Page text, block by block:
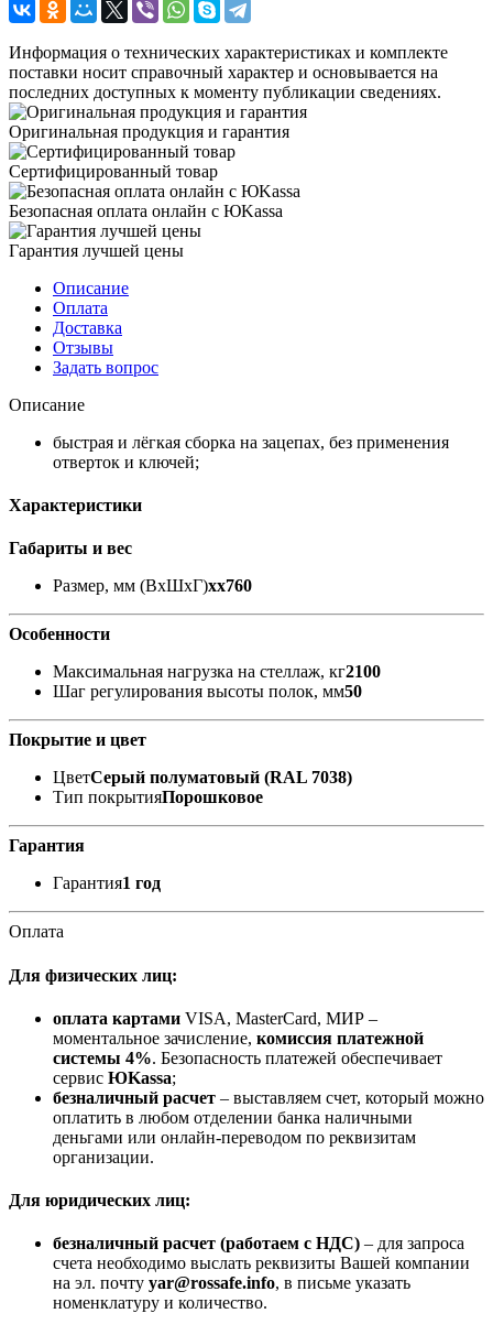
Информация о технических характеристиках и комплекте
поставки носит справочный характер и основывается на
последних доступных к моменту публикации сведениях.
Оригинальная продукция и гарантия
Сертифицированный товар
Безопасная оплата онлайн с ЮKassa
Гарантия лучшей цены
Описание
Оплата
Доставка
Отзывы
Задать вопрос
Описание
быстрая и лёгкая сборка на зацепах, без применения
отверток и ключей;
Характеристики
Габариты и вес
Размер, мм (ВхШхГ)xx760
Особенности
Максимальная нагрузка на стеллаж, кг2100
Шаг регулирования высоты полок, мм50
Покрытие и цвет
ЦветСерый полуматовый (RAL 7038)
Тип покрытияПорошковое
Гарантия
Гарантия1 год
Оплата
Для физических лиц:
оплата картами VISA, MasterCard, МИР –
моментальное зачисление, комиссия платежной
системы 4%. Безопасность платежей обеспечивает
сервис ЮKassa;
безналичный расчет – выставляем счет, который можно
оплатить в любом отделении банка наличными
деньгами или онлайн-переводом по реквизитам
организации.
Для юридических лиц:
безналичный расчет (работаем с НДС) – для запроса
счета необходимо выслать реквизиты Вашей компании
на эл. почту yar@rossafe.info, в письме указать
номенклатуру и количество.